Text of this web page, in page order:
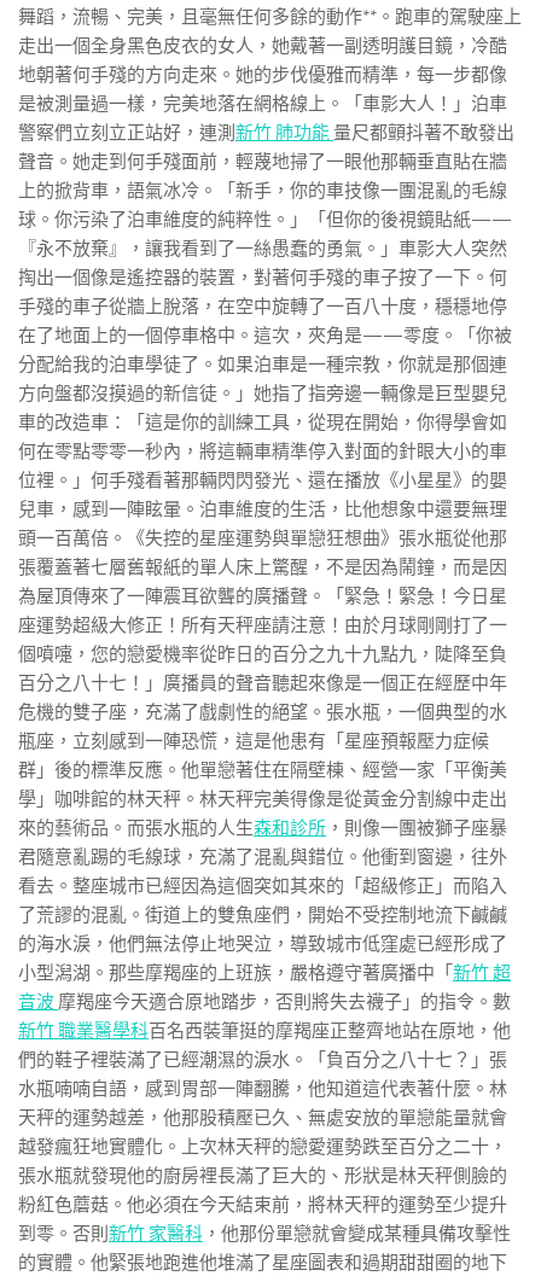
舞蹈，流暢、完美，且毫無任何多餘的動作**。跑車的駕駛座上
走出一個全身黑色皮衣的女人，她戴著一副透明護目鏡，冷酷
地朝著何手殘的方向走來。她的步伐優雅而精準，每一步都像
是被測量過一樣，完美地落在網格線上。「車影大人！」泊車
警察們立刻立正站好，連測新竹 肺功能量尺都顫抖著不敢發出
聲音。她走到何手殘面前，輕蔑地掃了一眼他那輛垂直貼在牆
上的掀背車，語氣冰冷。「新手，你的車技像一團混亂的毛線
球。你污染了泊車維度的純粹性。」「但你的後視鏡貼紙——
『永不放棄』，讓我看到了一絲愚蠢的勇氣。」車影大人突然
掏出一個像是遙控器的裝置，對著何手殘的車子按了一下。何
手殘的車子從牆上脫落，在空中旋轉了一百八十度，穩穩地停
在了地面上的一個停車格中。這次，夾角是——零度。「你被
分配給我的泊車學徒了。如果泊車是一種宗教，你就是那個連
方向盤都沒摸過的新信徒。」她指了指旁邊一輛像是巨型嬰兒
車的改造車：「這是你的訓練工具，從現在開始，你得學會如
何在零點零零一秒內，將這輛車精準停入對面的針眼大小的車
位裡。」何手殘看著那輛閃閃發光、還在播放《小星星》的嬰
兒車，感到一陣眩暈。泊車維度的生活，比他想象中還要無理
頭一百萬倍。《失控的星座運勢與單戀狂想曲》張水瓶從他那
張覆蓋著七層舊報紙的單人床上驚醒，不是因為鬧鐘，而是因
為屋頂傳來了一陣震耳欲聾的廣播聲。「緊急！緊急！今日星
座運勢超級大修正！所有天秤座請注意！由於月球剛剛打了一
個噴嚏，您的戀愛機率從昨日的百分之九十九點九，陡降至負
百分之八十七！」廣播員的聲音聽起來像是一個正在經歷中年
危機的雙子座，充滿了戲劇性的絕望。張水瓶，一個典型的水
瓶座，立刻感到一陣恐慌，這是他患有「星座預報壓力症候
群」後的標準反應。他單戀著住在隔壁棟、經營一家「平衡美
學」咖啡館的林天秤。林天秤完美得像是從黃金分割線中走出
來的藝術品。而張水瓶的人生森和診所 ，則像一團被獅子座暴
君隨意亂踢的毛線球，充滿了混亂與錯位。他衝到窗邊，往外
看去。整座城市已經因為這個突如其來的「超級修正」而陷入
了荒謬的混亂。街道上的雙魚座們，開始不受控制地流下鹹鹹
的海水淚，他們無法停止地哭泣，導致城市低窪處已經形成了
小型潟湖。那些摩羯座的上班族，嚴格遵守著廣播中「 新竹 超
音波 摩羯座今天適合原地踏步，否則將失去襪子」的指令。數
新竹 職業醫學科百名西裝筆挺的摩羯座正整齊地站在原地，他
們的鞋子裡裝滿了已經潮濕的淚水。「負百分之八十七？」張
水瓶喃喃自語，感到胃部一陣翻騰，他知道這代表著什麼。林
天秤的運勢越差，他那股積壓已久、無處安放的單戀能量就會
越發瘋狂地實體化。上次林天秤的戀愛運勢跌至百分之二十，
張水瓶就發現他的廚房裡長滿了巨大的、形狀是林天秤側臉的
粉紅色蘑菇。他必須在今天結束前，將林天秤的運勢至少提升
到零。否則 新竹 家醫科 ，他那份單戀就會變成某種具備攻擊性
的實體。他緊張地跑進他堆滿了星座圖表和過期甜甜圈的地下